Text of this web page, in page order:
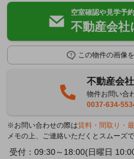
空室確認や見学予
不動産会社
この物件の画像
不動産会
物件お問い合
0037-634-
※お問い合わせの際は賃料・間取り・
メモの上、ご連絡いただくとスムーズで
受付：09:30～18:00(日曜日